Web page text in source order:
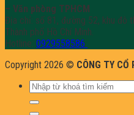
– Văn phòng TPHCM
Địa chỉ: số 81, đường 52, khu đô
Thành phố Hồ Chí Minh.
Hotline: 0929558586
Copyright 2026 © CÔNG TY CỔ
Tìm